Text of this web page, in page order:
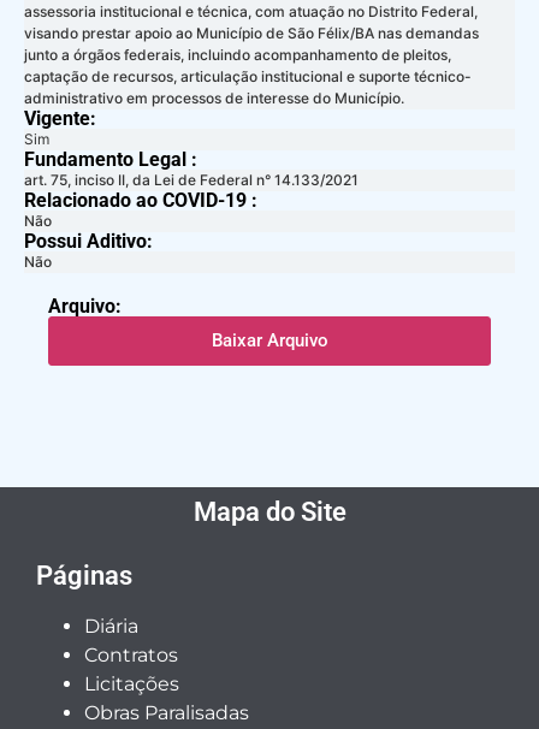
assessoria institucional e técnica, com atuação no Distrito Federal,
visando prestar apoio ao Município de São Félix/BA nas demandas
junto a órgãos federais, incluindo acompanhamento de pleitos,
captação de recursos, articulação institucional e suporte técnico-
administrativo em processos de interesse do Município.
Vigente:
Sim
Fundamento Legal :​
art. 75, inciso II, da Lei de Federal n° 14.133/2021
Relacionado ao COVID-19 :​
Não
Possui Aditivo:​
Não
Arquivo:
Baixar Arquivo
Mapa do Site
Páginas
Diária
Contratos
Licitações
Obras Paralisadas